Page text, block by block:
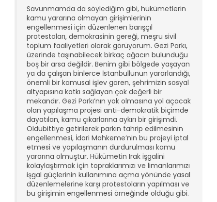
Savunmamda da söylediğim gibi, hükümetlerin
kamu yararına olmayan girişimlerinin
engellenmesi için düzenlenen barışçıl
protestoları, demokrasinin gereği, meşru sivil
toplum faaliyetleri olarak görüyorum. Gezi Parkı,
üzerinde taşınabilecek birkaç ağacın bulunduğu
boş bir arsa değildir. Benim gibi bölgede yaşayan
ya da çalışan binlerce İstanbullunun yararlandığı,
önemli bir kamusal işlev gören, şehrimizin sosyal
altyapısına katkı sağlayan çok değerli bir
mekandır. Gezi Parkı’nın yok olmasına yol açacak
olan yapılaşma projesi anti-demokratik biçimde
dayatılan, kamu çıkarlarına aykırı bir girişimdi.
Oldubittiye getirilerek parkın tahrip edilmesinin
engellenmesi, İdari Mahkeme’nin bu projeyi iptal
etmesi ve yapılaşmanın durdurulması kamu
yararına olmuştur. Hükümetin Irak işgalini
kolaylaştırmak için topraklarımızı ve limanlarımızı
işgal güçlerinin kullanımına açma yönünde yasal
düzenlemelerine karşı protestoların yapılması ve
bu girişimin engellenmesi örneğinde olduğu gibi.